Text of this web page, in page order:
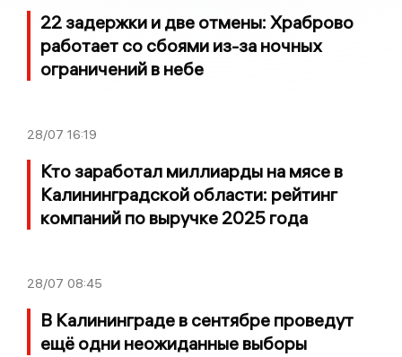
22 задержки и две отмены: Храброво
работает со сбоями из-за ночных
ограничений в небе
28/07 16:19
Кто заработал миллиарды на мясе в
Калининградской области: рейтинг
компаний по выручке 2025 года
28/07 08:45
В Калининграде в сентябре проведут
ещё одни неожиданные выборы